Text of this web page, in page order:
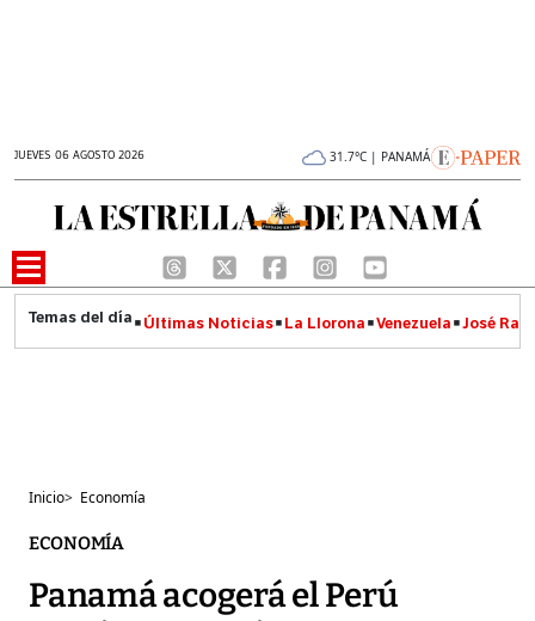
JUEVES 06 AGOSTO 2026 31.7°C | PANAMÁ
Últimas Noticias La Llorona Venezuela José
Inicio> Economía
ECONOMÍA
Panamá acogerá el Perú